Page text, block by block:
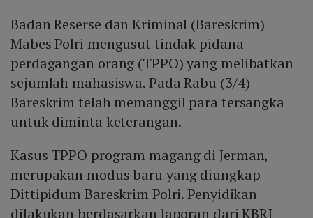
Badan Reserse dan Kriminal (Bareskrim)
Mabes Polri mengusut tindak pidana
perdagangan orang (TPPO) yang melibatkan
sejumlah mahasiswa. Pada Rabu (3/4)
Bareskrim telah memanggil para tersangka
untuk diminta keterangan.
Kasus TPPO program magang di Jerman,
merupakan modus baru yang diungkap
Dittipidum Bareskrim Polri. Penyidikan
dilakukan berdasarkan laporan dari KBRI